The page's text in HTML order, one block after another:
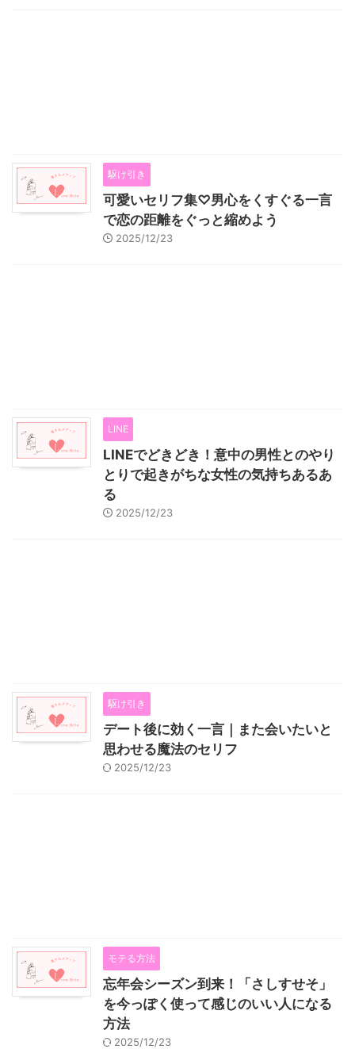
駆け引き
可愛いセリフ集♡男心をくすぐる一言
で恋の距離をぐっと縮めよう
2025/12/23
LINE
LINEでどきどき！意中の男性とのやり
とりで起きがちな女性の気持ちあるあ
る
2025/12/23
駆け引き
デート後に効く一言｜また会いたいと
思わせる魔法のセリフ
2025/12/23
モテる方法
忘年会シーズン到来！「さしすせそ」
を今っぽく使って感じのいい人になる
方法
2025/12/23